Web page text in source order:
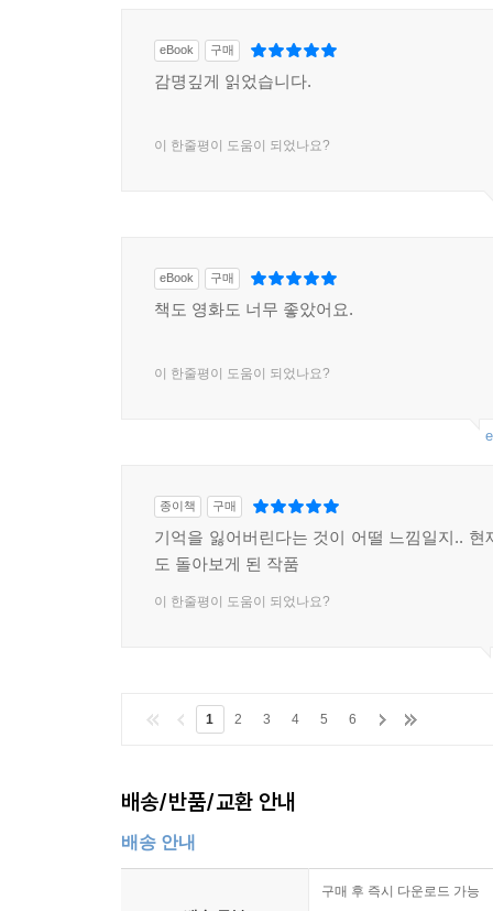
eBook 구매
감명깊게 읽었습니다.
이 한줄평이 도움이 되었나요?
eBook 구매
책도 영화도 너무 좋았어요.
이 한줄평이 도움이 되었나요?
종이책 구매
기억을 잃어버린다는 것이 어떨 느낌일지.. 현
도 돌아보게 된 작품
이 한줄평이 도움이 되었나요?
1 2 3 4 5 6
배송/반품/교환 안내
배송 안내
구매 후 즉시 다운로드 가능